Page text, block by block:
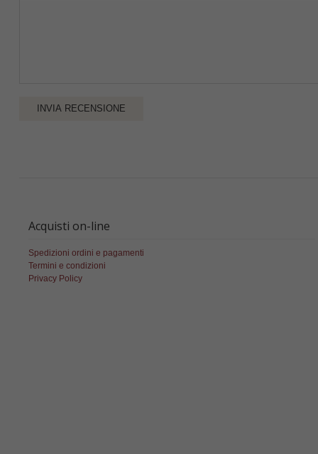
INVIA RECENSIONE
Acquisti on-line
Spedizioni ordini e pagamenti
Termini e condizioni
Privacy Policy